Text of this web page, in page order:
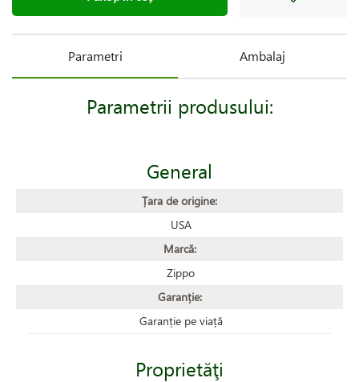
Parametri Ambalaj
Parametrii produsului:
General
Țara de origine:
USA
Marcă:
Zippo
Garanție:
Garanție pe viață
Proprietăţi